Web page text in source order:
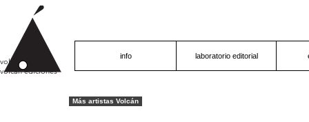
info laboratorio editorial
Más artistas Volcán
volcán proyecto
volcán ediciones